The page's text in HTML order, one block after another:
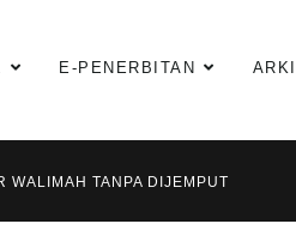
E-PENERBITAN
TANPA DIJEMPUT